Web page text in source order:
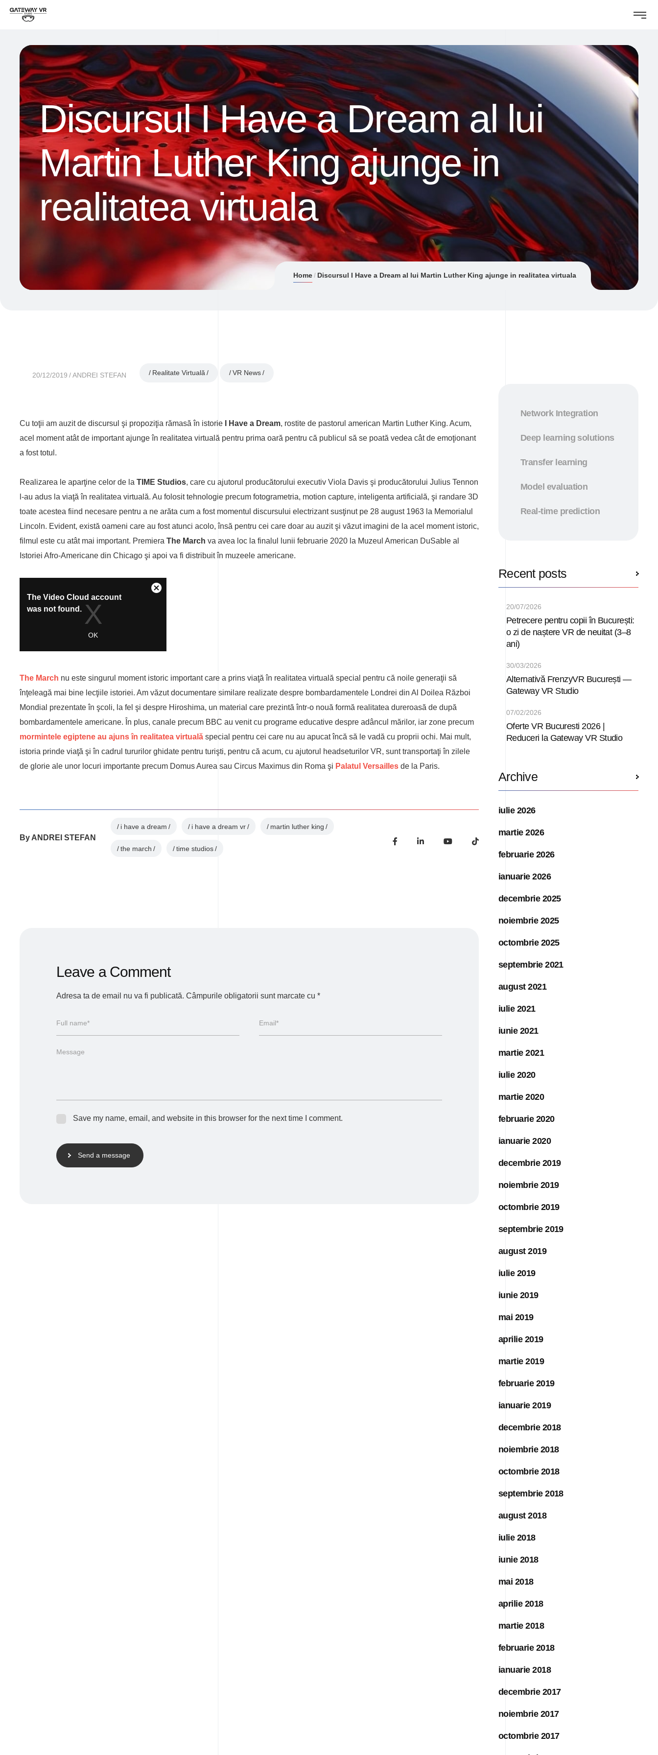
Discursul I Have a Dream al lui
Martin Luther King ajunge in
realitatea virtuala
Home Discursul I Have a Dream al lui Martin Luther King ajunge in realitatea virtuala
20/12/2019 ANDREI STEFAN Realitate Virtuală VR News
Cu toţii am auzit de discursul şi propoziţia rămasă în istorie I Have a Dream, rostite de pastorul american Martin Luther King. Acum,
acel moment atât de important ajunge în realitatea virtuală pentru prima oară pentru că publicul să se poată vedea cât de emoţionant
a fost totul.
Realizarea le aparţine celor de la TIME Studios, care cu ajutorul producătorului executiv Viola Davis şi producătorului Julius Tennon
l-au adus la viaţă în realitatea virtuală. Au folosit tehnologie precum fotogrametria, motion capture, inteligenta artificială, şi randare 3D
toate acestea fiind necesare pentru a ne arăta cum a fost momentul discursului electrizant susţinut pe 28 august 1963 la Memorialul
Lincoln. Evident, există oameni care au fost atunci acolo, însă pentru cei care doar au auzit şi văzut imagini de la acel moment istoric,
filmul este cu atât mai important. Premiera The March va avea loc la finalul lunii februarie 2020 la Muzeul American DuSable al
Istoriei Afro-Americane din Chicago şi apoi va fi distribuit în muzeele americane.
The March nu este singurul moment istoric important care a prins viaţă în realitatea virtuală special pentru că noile generaţii să
înţeleagă mai bine lecţiile istoriei. Am văzut documentare similare realizate despre bombardamentele Londrei din Al Doilea Război
Mondial prezentate în şcoli, la fel şi despre Hiroshima, un material care prezintă într-o nouă formă realitatea dureroasă de după
bombardamentele americane. În plus, canale precum BBC au venit cu programe educative despre adâncul mărilor, iar zone precum
mormintele egiptene au ajuns în realitatea virtuală special pentru cei care nu au apucat încă să le vadă cu proprii ochi. Mai mult,
istoria prinde viaţă şi în cadrul tururilor ghidate pentru turişti, pentru că acum, cu ajutorul headseturilor VR, sunt transportaţi în zilele
de glorie ale unor locuri importante precum Domus Aurea sau Circus Maximus din Roma şi Palatul Versailles de la Paris.
By ANDREI STEFAN
i have a dream i have a dream vr martin luther king
the march time studios
Leave a Comment
Adresa ta de email nu va fi publicată. Câmpurile obligatorii sunt marcate cu *
Save my name, email, and website in this browser for the next time I comment.
Send a message
Network Integration
Deep learning solutions
Transfer learning
Model evaluation
Real-time prediction
Recent posts
Petrecere pentru copii în București:
o zi de naștere VR de neuitat (3–8
ani)
20/07/2026
Alternativă FrenzyVR București —
Gateway VR Studio
30/03/2026
Oferte VR Bucuresti 2026 |
Reduceri la Gateway VR Studio
07/02/2026
Archive
iulie 2026
martie 2026
februarie 2026
ianuarie 2026
decembrie 2025
noiembrie 2025
octombrie 2025
septembrie 2021
august 2021
iulie 2021
iunie 2021
martie 2021
iulie 2020
martie 2020
februarie 2020
ianuarie 2020
decembrie 2019
noiembrie 2019
octombrie 2019
septembrie 2019
august 2019
iulie 2019
iunie 2019
mai 2019
aprilie 2019
martie 2019
februarie 2019
ianuarie 2019
decembrie 2018
noiembrie 2018
octombrie 2018
septembrie 2018
august 2018
iulie 2018
iunie 2018
mai 2018
aprilie 2018
martie 2018
februarie 2018
ianuarie 2018
decembrie 2017
noiembrie 2017
octombrie 2017